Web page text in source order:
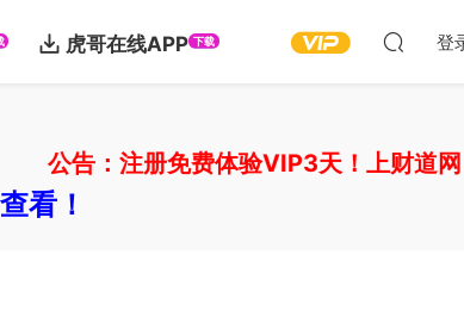
虎哥在线APP 下载 登
公告：注册免费体验VIP3天！上财道网，
看！